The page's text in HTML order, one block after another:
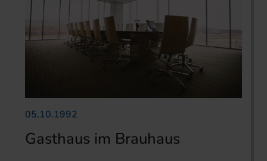
05.10.1992
Gasthaus im Brauhaus